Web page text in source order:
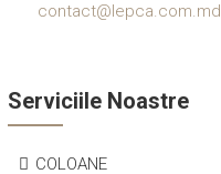
contact@lepca.com.md
Serviciile Noastre
COLOANE